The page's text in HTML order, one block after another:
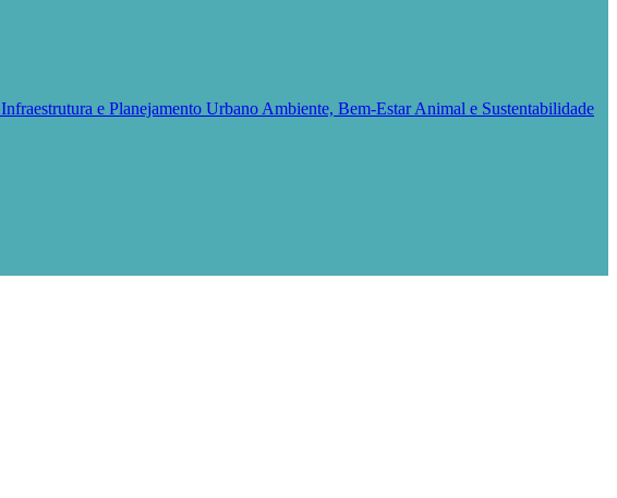
Infraestrutura e Planejamento Urbano Ambiente, Bem-Estar Animal e Sustentabilidade